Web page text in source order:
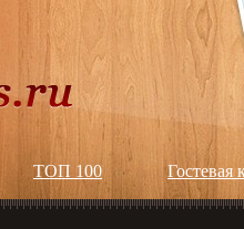
ТОП 100 Гостевая